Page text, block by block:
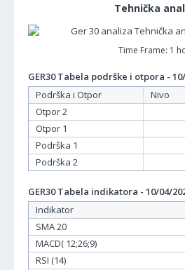
Tehnička
Time Frame: 1
GER30 Tabela podrške i otpora -
Podrška i Otpor
Nivo
Otpor 2
Otpor 1
Podrška 1
Podrška 2
GER30 Tabela indikatora - 10/04/
Indikator
SMA 20
MACD( 12;26;9)
RSI (14)